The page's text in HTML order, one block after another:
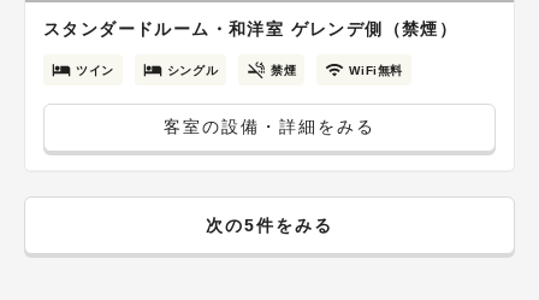
スタンダードルーム・和洋室 ゲレンデ側（禁煙）
ツイン シングル 禁煙 WiFi無料
客室の設備・詳細をみる
次の5件をみる